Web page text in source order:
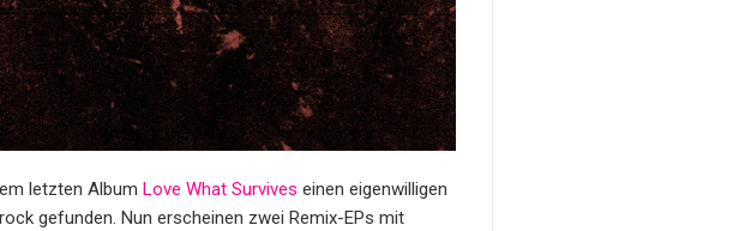
letzten Album Love What Survives einen eigenwilligen
gefunden. Nun erscheinen zwei Remix-EPs mit